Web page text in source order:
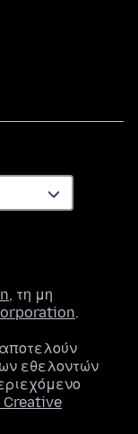
, τη μη
.
εθελοντών
Creative